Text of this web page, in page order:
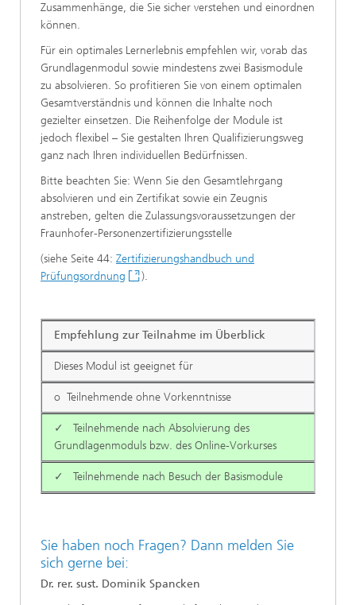
Zusammenhänge, die Sie sicher verstehen und einordnen
können.
Für ein optimales Lernerlebnis empfehlen wir, vorab das
Grundlagenmodul sowie mindestens zwei Basismodule
zu absolvieren. So profitieren Sie von einem optimalen
Gesamtverständnis und können die Inhalte noch
gezielter einsetzen. Die Reihenfolge der Module ist
jedoch flexibel – Sie gestalten Ihren Qualifizierungsweg
ganz nach Ihren individuellen Bedürfnissen.
Bitte beachten Sie: Wenn Sie den Gesamtlehrgang
absolvieren und ein Zertifikat sowie ein Zeugnis
anstreben, gelten die Zulassungsvoraussetzungen der
Fraunhofer-Personenzertifizierungsstelle
(siehe Seite 44: Zertifizierungshandbuch und
Prüfungsordnung
).
Empfehlung zur Teilnahme im Überblick
Dieses Modul ist geeignet für
o Teilnehmende ohne Vorkenntnisse
✓ Teilnehmende nach Absolvierung des
Grundlagenmoduls bzw. des Online-Vorkurses
✓ Teilnehmende nach Besuch der Basismodule
Sie haben noch Fragen? Dann melden Sie
sich gerne bei:
Dr. rer. sust. Dominik Spancken